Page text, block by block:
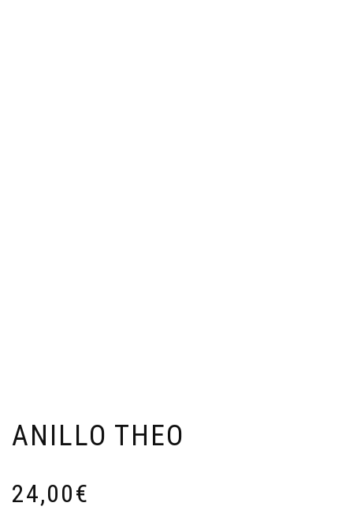
ANILLO THEO
24,00€